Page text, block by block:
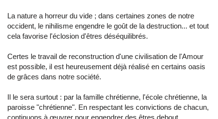
La nature a horreur du vide ; dans certaines zones de notre
occident, le nihilisme engendre le goût de la destruction... et tout
cela favorise l'éclosion d'êtres déséquilibrés.
Certes le travail de reconstruction d'une civilisation de l'Amour
est possible, il est heureusement déjà réalisé en certains oasis
de grâces dans notre société.
Il le sera surtout : par la famille chrétienne, l'école chrétienne, la
paroisse "chrétienne". En respectant les convictions de chacun,
continuons à œuvrer pour engendrer des êtres debout,